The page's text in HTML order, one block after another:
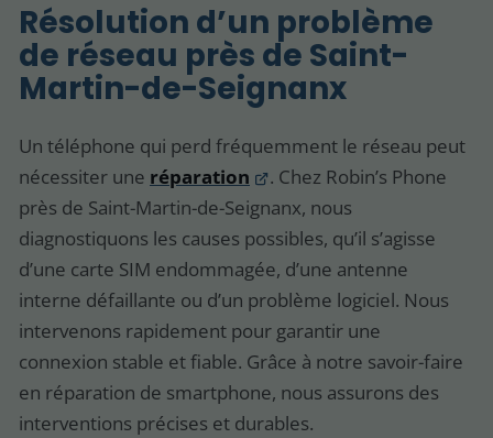
Résolution d’un problème
de réseau près de Saint-
Martin-de-Seignanx
Un téléphone qui perd fréquemment le réseau peut
nécessiter une réparation
. Chez Robin’s Phone
près de Saint-Martin-de-Seignanx, nous
diagnostiquons les causes possibles, qu’il s’agisse
d’une carte SIM endommagée, d’une antenne
interne défaillante ou d’un problème logiciel. Nous
intervenons rapidement pour garantir une
connexion stable et fiable. Grâce à notre savoir-faire
en réparation de smartphone, nous assurons des
interventions précises et durables.